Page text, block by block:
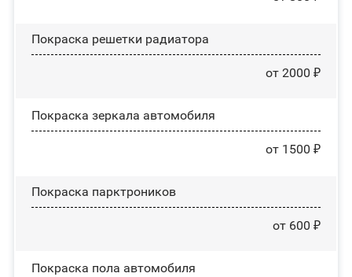
Покраска решетки радиатора
от 2000 ₽
Покраска зеркала автомобиля
от 1500 ₽
Покраска парктроников
от 600 ₽
Покраска пола автомобиля